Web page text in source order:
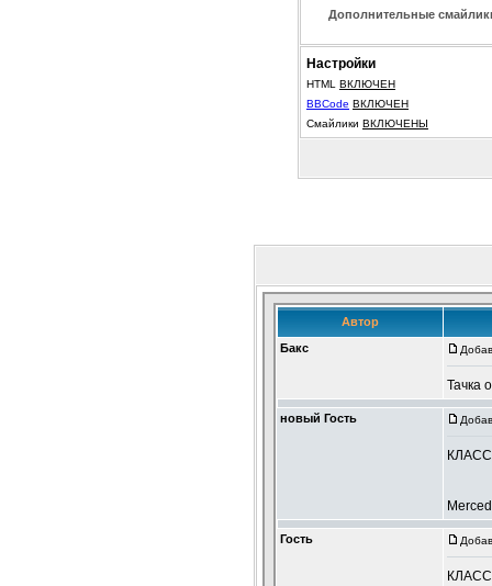
Дополнительные
Настройки
HTML ВКЛЮЧЕН
BBCode ВКЛЮЧЕН
Смайлики ВКЛЮЧЕНЫ